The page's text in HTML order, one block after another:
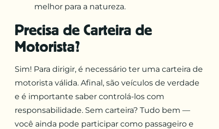
melhor para a natureza.
Precisa de Carteira de
Motorista?
Sim! Para dirigir, é necessário ter uma carteira de
motorista válida. Afinal, são veículos de verdade
e é importante saber controlá-los com
responsabilidade. Sem carteira? Tudo bem —
você ainda pode participar como passageiro e